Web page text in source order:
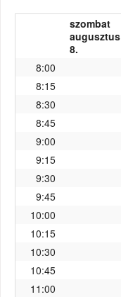
szombat
augusztus
8.
8:00
8:15
8:30
8:45
9:00
9:15
9:30
9:45
10:00
10:15
10:30
10:45
11:00